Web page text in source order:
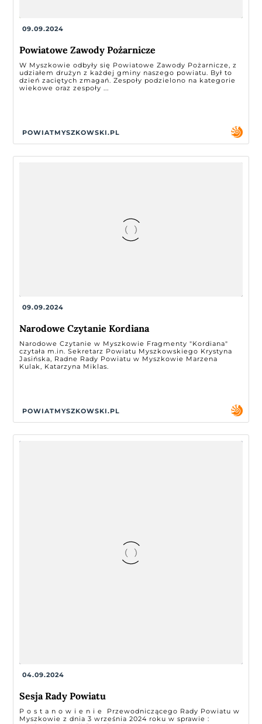
09.09.2024
Powiatowe Zawody Pożarnicze
W Myszkowie odbyły się Powiatowe Zawody Pożarnicze, z
udziałem drużyn z każdej gminy naszego powiatu. Był to
dzień zaciętych zmagań. Zespoły podzielono na kategorie
wiekowe oraz zespoły ...
POWIATMYSZKOWSKI.PL
09.09.2024
Narodowe Czytanie Kordiana
Narodowe Czytanie w Myszkowie Fragmenty "Kordiana"
czytała m.in. Sekretarz Powiatu Myszkowskiego Krystyna
Jasińska, Radne Rady Powiatu w Myszkowie Marzena
Kulak, Katarzyna Miklas.
POWIATMYSZKOWSKI.PL
04.09.2024
Sesja Rady Powiatu
P o s t a n o w i e n i e Przewodniczącego Rady Powiatu w
Myszkowie z dnia 3 września 2024 roku w sprawie :